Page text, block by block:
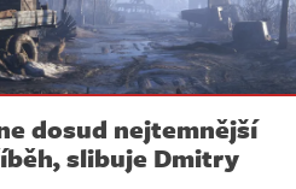
dosud nejtemnější
slibuje Dmitry